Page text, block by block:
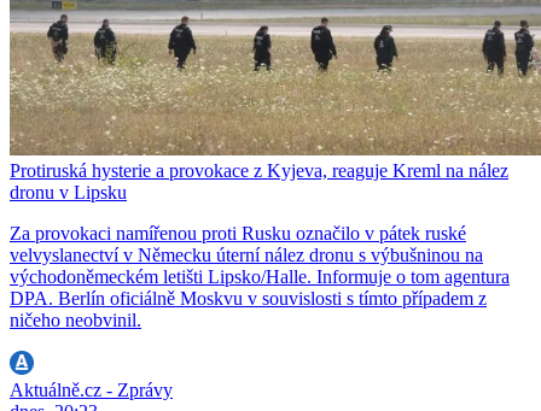
Protiruská hysterie a provokace z Kyjeva, reaguje Kreml na nález
dronu v Lipsku
Za provokaci namířenou proti Rusku označilo v pátek ruské
velvyslanectví v Německu úterní nález dronu s výbušninou na
východoněmeckém letišti Lipsko/Halle. Informuje o tom agentura
DPA. Berlín oficiálně Moskvu v souvislosti s tímto případem z
ničeho neobvinil.
Aktuálně.cz - Zprávy